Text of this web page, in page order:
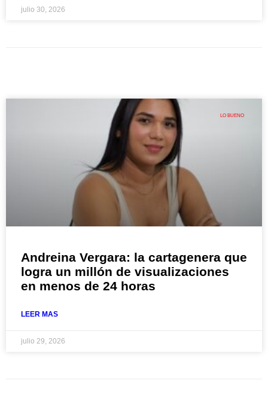
julio 30, 2026
LO BUENO
Andreina Vergara: la cartagenera que
logra un millón de visualizaciones
en menos de 24 horas
LEER MAS
julio 29, 2026